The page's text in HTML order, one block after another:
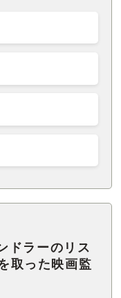
ドラーのリス
取った映画監